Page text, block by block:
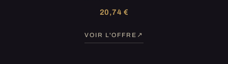
20,74 €
VOIR L'OFFRE